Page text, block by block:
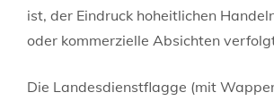
ist, der Eindruck hoheitlichen
oder kommerzielle Absichten
Die Landesdienstflagge (mit